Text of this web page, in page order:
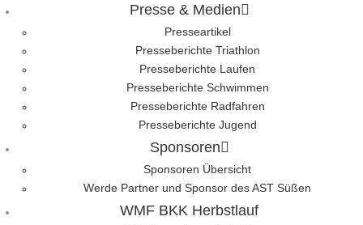
Presse & Medien
Presseartikel
Presseberichte Triathlon
Presseberichte Laufen
Presseberichte Schwimmen
Presseberichte Radfahren
Presseberichte Jugend
Sponsoren
Sponsoren Übersicht
Werde Partner und Sponsor des AST Süßen
WMF BKK Herbstlauf